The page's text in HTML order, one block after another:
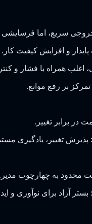
سریع، اما فرسایشی
پایدار و افزایش کیفیت کار.
همراه با فشار و
تمرکز بر رفع موانع.
در برابر تغییر.
تغییر، یادگیری
محدود به چهارچوب مدیر.
آزاد برای نوآوری و